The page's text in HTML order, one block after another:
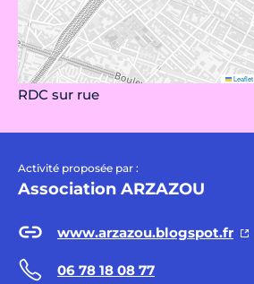
Leaflet
RDC sur rue
Activité proposée par :
Association ARZAZOU
www.arzazou.blogspot.fr
06 78 18 08 77